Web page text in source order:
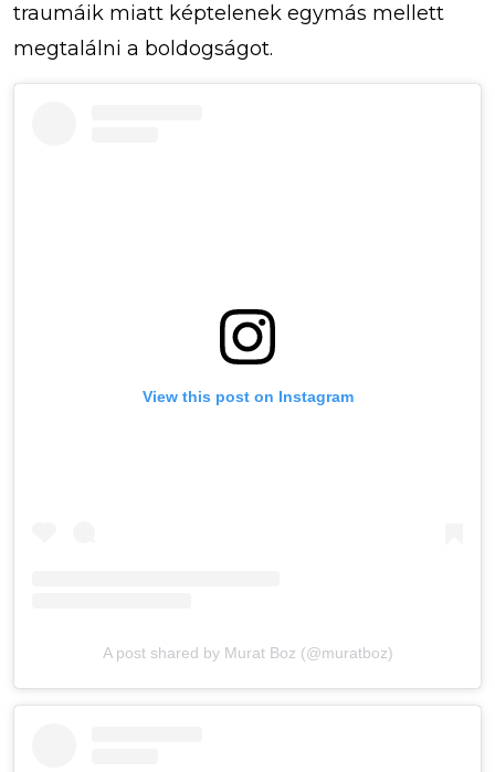
traumáik miatt képtelenek egymás mellett
megtalálni a boldogságot.
View this post on Instagram
A post shared by Murat Boz (@muratboz)